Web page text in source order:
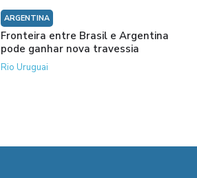
ARGENTINA
Fronteira entre Brasil e Argentina
pode ganhar nova travessia
Rio Uruguai